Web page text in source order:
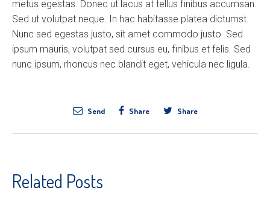
metus egestas. Donec ut lacus at tellus finibus accumsan.
Sed ut volutpat neque. In hac habitasse platea dictumst.
Nunc sed egestas justo, sit amet commodo justo. Sed
ipsum mauris, volutpat sed cursus eu, finibus et felis. Sed
nunc ipsum, rhoncus nec blandit eget, vehicula nec ligula.
Send Share Share
Related Posts